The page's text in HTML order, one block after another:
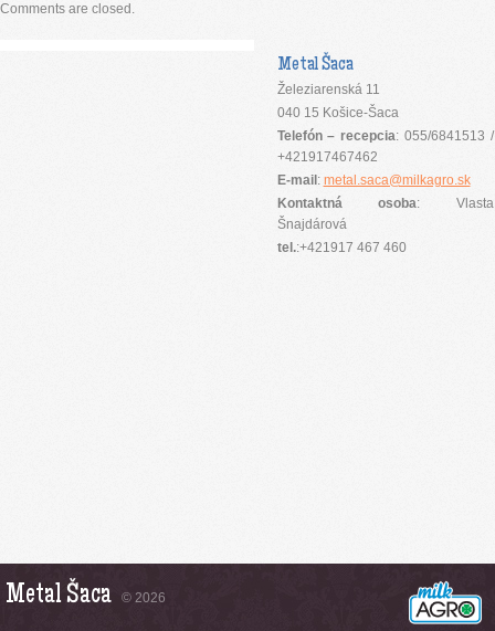
Comments are closed.
Metal Šaca
Železiarenská 11
040 15 Košice-Šaca
Telefón – recepcia: 055/6841513 /
+421917467462
E-mail : metal.saca@milkagro.sk
Kontaktná osoba: Vlasta
Šnajdárová
tel.:+421917 467 460
Metal Šaca © 2026